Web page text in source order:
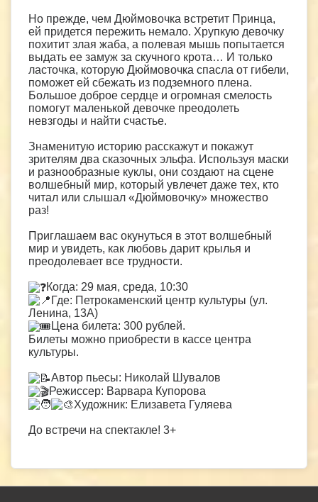
Но прежде, чем Дюймовочка встретит Принца,
ей придется пережить немало. Хрупкую девочку
похитит злая жаба, а полевая мышь попытается
выдать ее замуж за скучного крота… И только
ласточка, которую Дюймовочка спасла от гибели,
поможет ей сбежать из подземного плена.
Большое доброе сердце и огромная смелость
помогут маленькой девочке преодолеть
невзгоды и найти счастье.
Знаменитую историю расскажут и покажут
зрителям два сказочных эльфа. Используя маски
и разнообразные куклы, они создают на сцене
волшебный мир, который увлечет даже тех, кто
читал или слышал «Дюймовочку» множество
раз!
Приглашаем вас окунуться в этот волшебный
мир и увидеть, как любовь дарит крылья и
преодолевает все трудности.
Когда: 29 мая, среда, 10:30
Где: Петрокаменский центр культуры (ул.
Ленина, 13А)
Цена билета: 300 рублей.
Билеты можно приобрести в кассе центра
культуры.
Автор пьесы: Николай Шувалов
Режиссер: Варвара Купорова
Художник: Елизавета Гуляева
До встречи на спектакле! 3+